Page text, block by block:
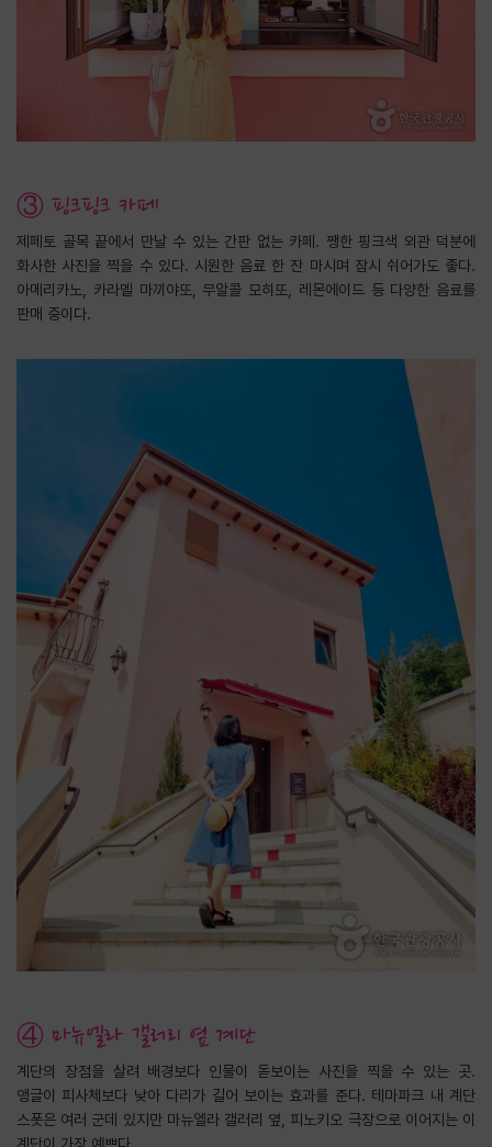
③ 핑크핑크 카페
제페토 골목 끝에서 만날 수 있는 간판 없는 카페. 쨍한 핑크색 외관 덕분에
화사한 사진을 찍을 수 있다. 시원한 음료 한 잔 마시며 잠시 쉬어가도 좋다.
아메리카노, 카라멜 마끼야또, 무알콜 모히또, 레몬에이드 등 다양한 음료를
판매 중이다.
④ 마뉴엘라 갤러리 옆 계단
계단의 장점을 살려 배경보다 인물이 돋보이는 사진을 찍을 수 있는 곳.
앵글이 피사체보다 낮아 다리가 길어 보이는 효과를 준다. 테마파크 내 계단
스폿은 여러 군데 있지만 마뉴엘라 갤러리 옆, 피노키오 극장으로 이어지는 이
계단이 가장 예쁘다.